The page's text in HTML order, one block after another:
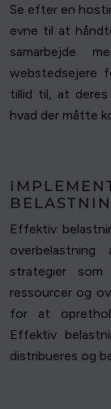
Se efter en
evne til at
samarbejde
webstedsejere
tillid til, at
hvad der måtte
Effektiv
strategier
ressourcer og
for at
Effektiv
distribueres og